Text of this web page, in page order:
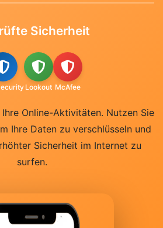
Sicherheit
Lookout McAfee
Online-Aktivitäten. Nutzen Sie
Ihre Daten zu verschlüsseln und
Sicherheit im Internet zu
surfen.